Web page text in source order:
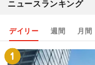
ニュースランキング
デイリー 週間 月間